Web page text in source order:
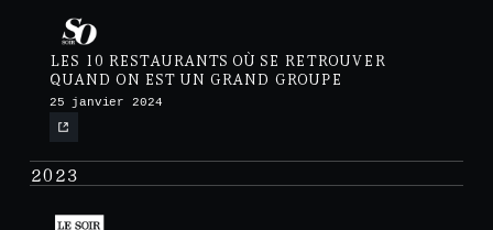
LES 10 RESTAURANTS OÙ SE RETROUVER
QUAND ON EST UN GRAND GROUPE
25 janvier 2024
2023